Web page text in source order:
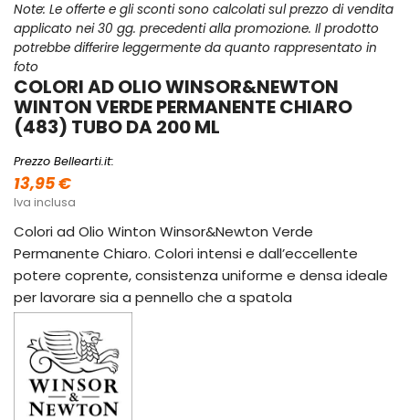
Note: Le offerte e gli sconti sono calcolati sul prezzo di vendita
applicato nei 30 gg. precedenti alla promozione. Il prodotto
potrebbe differire leggermente da quanto rappresentato in
foto
COLORI AD OLIO WINSOR&NEWTON
WINTON VERDE PERMANENTE CHIARO
(483) TUBO DA 200 ML
Prezzo Bellearti.it:
13,95 €
Iva inclusa
Colori ad Olio Winton Winsor&Newton Verde
Permanente Chiaro. Colori intensi e dall’eccellente
potere coprente, consistenza uniforme e densa ideale
per lavorare sia a pennello che a spatola